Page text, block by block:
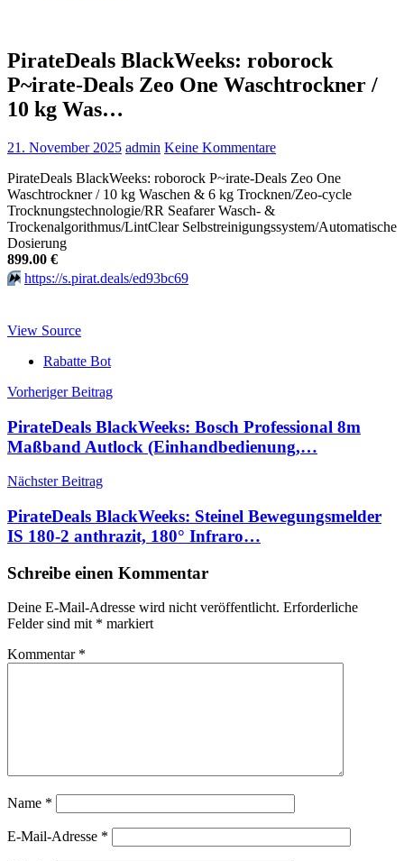
PirateDeals BlackWeeks: roborock
P~irate-Deals Zeo One Waschtrockner /
10 kg Was…
21. November 2025 admin Keine Kommentare
PirateDeals BlackWeeks: roborock P~irate-Deals Zeo One
Waschtrockner / 10 kg Waschen & 6 kg Trocknen/Zeo-cycle
Trocknungstechnologie/RR Seafarer Wasch- &
Trockenalgorithmus/LintClear Selbstreinigungssystem/Automatische
Dosierung
899.00 €
⏩️ https://s.pirat.deals/ed93bc69
View Source
Rabatte Bot
Beitragsnavigation
Vorheriger Beitrag
PirateDeals BlackWeeks: Bosch Professional 8m
Maßband Autlock (Einhandbedienung,…
Nächster Beitrag
PirateDeals BlackWeeks: Steinel Bewegungsmelder
IS 180-2 anthrazit, 180° Infraro…
Schreibe einen Kommentar
Deine E-Mail-Adresse wird nicht veröffentlicht. Erforderliche
Felder sind mit * markiert
Kommentar *
Name *
E-Mail-Adresse *